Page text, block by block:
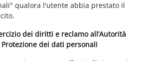
qualora l'utente abbia prestato il
dei diritti e reclamo all’Autorità
dei dati personali